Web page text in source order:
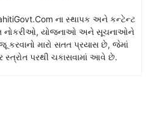
ના સ્થાપક અને કન્ટેન્ટ
નોકરીઓ, યોજનાઓ અને સૂચનાઓને
કરવાનો મારો સતત પ્રયાસ છે, જેમાં
સ્ત્રોત પરથી ચકાસવામાં આવે છે.